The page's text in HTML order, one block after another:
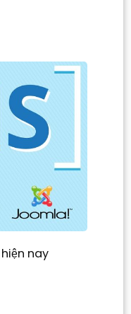
nay